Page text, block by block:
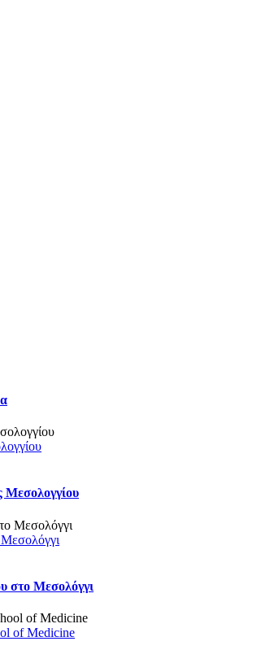
Μεσολογγίου
στο Μεσολόγγι
of Medicine